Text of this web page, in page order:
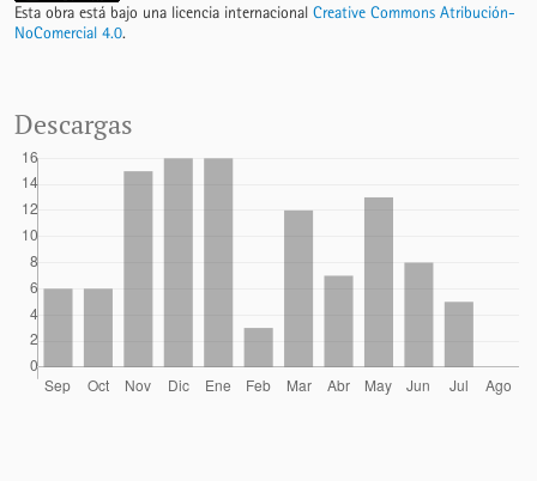
Esta obra está bajo una licencia internacional Creative Commons Atribución-
NoComercial 4.0.
Descargas